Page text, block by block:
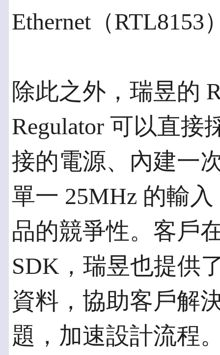
Ethernet（
除此之外，瑞昱的
Regulator 可以直接
接的電源、內建一
單一 25MHz 的輸
品的競爭性。客戶
SDK，瑞昱也提供
資料，協助客戶解
題，加速設計流程